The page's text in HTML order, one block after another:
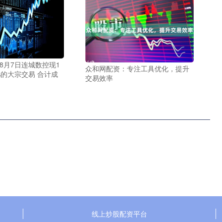
月7日连城数控现1
大宗交易 合计成
众和网配资：专注工具优化，提升
交易效率
线上炒股配资平台